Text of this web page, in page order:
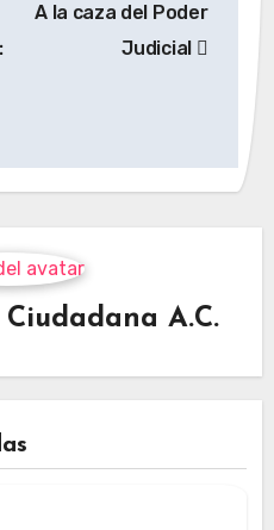
A la caza del Poder
Judicial
A.C.